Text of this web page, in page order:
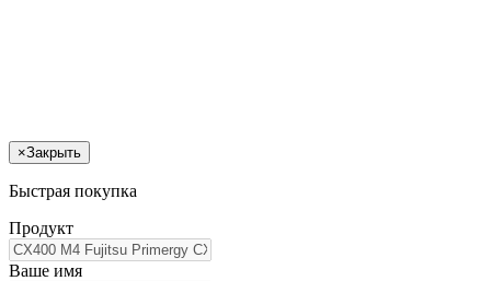
×Закрыть
Быстрая покупка
Продукт
Ваше имя